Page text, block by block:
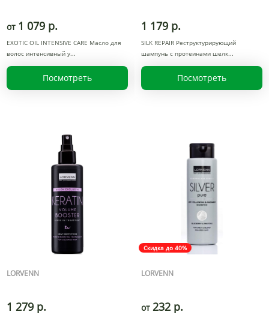
от 1 079 р.
EXOTIC OIL INTENSIVE CARE Масло для
волос интенсивный у
Посмотреть
1 179 р.
SILK REPAIR Реструктурирующий
шампунь с протеинами шелк
Посмотреть
LORVENN
1 279 р.
Скидка до 40%
LORVENN
от 232 р.